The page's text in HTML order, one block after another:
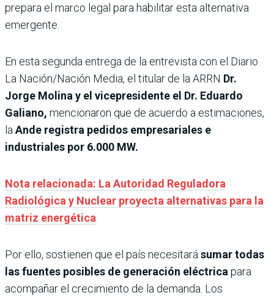
prepara el marco legal para habilitar esta alternativa
emergente.
En esta segunda entrega de la entrevista con el Diario
La Nación/Nación Media, el titular de la ARRN Dr.
Jorge Molina y el vicepresidente el Dr. Eduardo
Galiano, mencionaron que de acuerdo a estimaciones,
la Ande registra pedidos empresariales e
industriales por 6.000 MW.
Nota relacionada: La Autoridad Reguladora
Radiológica y Nuclear proyecta alternativas para la
matriz energética
Por ello, sostienen que el país necesitará sumar todas
las fuentes posibles de generación eléctrica para
acompañar el crecimiento de la demanda. Los